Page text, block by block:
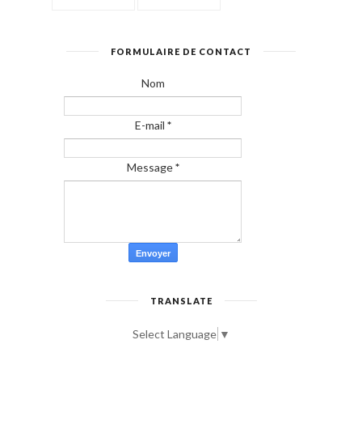
FORMULAIRE DE CONTACT
Nom
E-mail *
Message*
TRANSLATE
Select Language ▼